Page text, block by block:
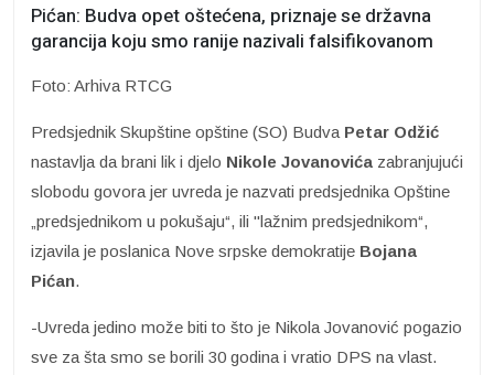
Pićan: Budva opet oštećena, priznaje se državna
garancija koju smo ranije nazivali falsifikovanom
Foto: Arhiva RTCG
Predsjednik Skupštine opštine (SO) Budva Petar Odžić
nastavlja da brani lik i djelo Nikole Jovanovića zabranjujući
slobodu govora jer uvreda je nazvati predsjednika Opštine
„predsjednikom u pokušaju“, ili "lažnim predsjednikom“,
izjavila je poslanica Nove srpske demokratije Bojana
Pićan.
-Uvreda jedino može biti to što je Nikola Jovanović pogazio
sve za šta smo se borili 30 godina i vratio DPS na vlast.